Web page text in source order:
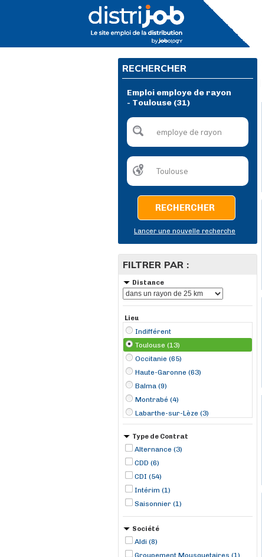
RECHERCHER
Emploi employe de rayon
- Toulouse (31)
RECHERCHER
Lancer une nouvelle recherche
FILTRER PAR :
Distance
Lieu
Indifférent
Toulouse (13)
Occitanie (65)
Haute-Garonne (63)
Balma (9)
Montrabé (4)
Labarthe-sur-Lèze (3)
Merville (3)
Pinsaguel (3)
Saint-Jean (3)
Cornebarrieu (2)
Cugnaux (2)
Grenade-sur-Garonne (2)
Type de Contrat
Alternance (3)
CDD (6)
CDI (54)
Intérim (1)
Saisonnier (1)
Société
Aldi (8)
Groupement Mousquetaires (1)